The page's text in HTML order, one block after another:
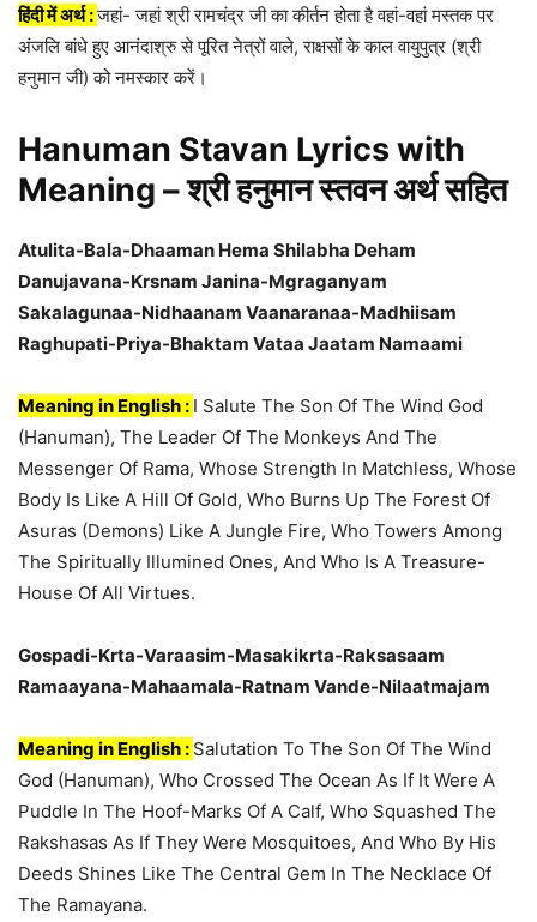
हिंदी में अर्थ :जहां- जहां श्री रामचंद्र जी का कीर्तन होता है वहां-वहां मस्तक पर
अंजलि बांधे हुए आनंदाश्रु से पूरित नेत्रों वाले, राक्षसों के काल वायुपुत्र (श्री
हनुमान जी) को नमस्कार करें।
Hanuman Stavan Lyrics with
Meaning – श्री हनुमान स्तवन अर्थ सहित
Atulita-Bala-Dhaaman Hema Shilabha Deham
Danujavana-Krsnam Janina-Mgraganyam
Sakalagunaa-Nidhaanam Vaanaranaa-Madhiisam
Raghupati-Priya-Bhaktam Vataa Jaatam Namaami
Meaning in English : I Salute The Son Of The Wind God
(Hanuman), The Leader Of The Monkeys And The
Messenger Of Rama, Whose Strength In Matchless, Whose
Body Is Like A Hill Of Gold, Who Burns Up The Forest Of
Asuras (Demons) Like A Jungle Fire, Who Towers Among
The Spiritually Illumined Ones, And Who Is A Treasure-
House Of All Virtues.
Gospadi-Krta-Varaasim-Masakikrta-Raksasaam
Ramaayana-Mahaamala-Ratnam Vande-Nilaatmajam
Meaning in English : Salutation To The Son Of The Wind
God (Hanuman), Who Crossed The Ocean As If It Were A
Puddle In The Hoof-Marks Of A Calf, Who Squashed The
Rakshasas As If They Were Mosquitoes, And Who By His
Deeds Shines Like The Central Gem In The Necklace Of
The Ramayana.